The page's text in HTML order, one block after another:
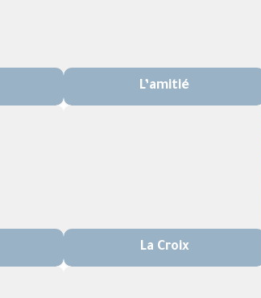
L’amitié
La Croix